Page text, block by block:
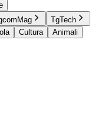
TgTech
Cultura
Animali